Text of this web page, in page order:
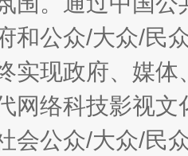
和公众/大众/民
实现政府、媒
网络科技影视
会公众/大众/民